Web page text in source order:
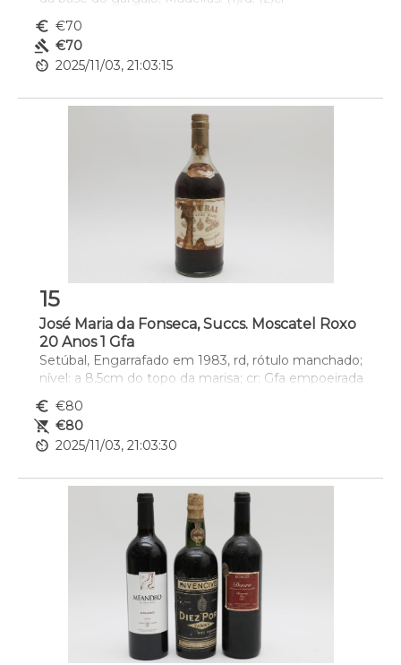
euro_symbol €70
gavel €70
av_timer 2025/11/03, 21:03:15
15
José Maria da Fonseca, Succs. Moscatel Roxo
20 Anos 1 Gfa
Setúbal, Engarrafado em 1983, rd, rótulo manchado;
nível: a 8,5cm do topo da marisa; cr; Gfa empoeirada
euro_symbol €80
remove_shopping_cart €80
av_timer 2025/11/03, 21:03:30